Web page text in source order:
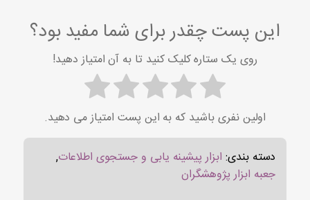
این پست چقدر برای شما مفید بود؟
روی یک ستاره کلیک کنید تا به آن امتیاز دهید!
اولین نفری باشید که به این پست امتیاز می دهید.
دسته بندی: ابزار پیشینه یابی و جستجوی اطلاعات,
جعبه ابزار پژوهشگران